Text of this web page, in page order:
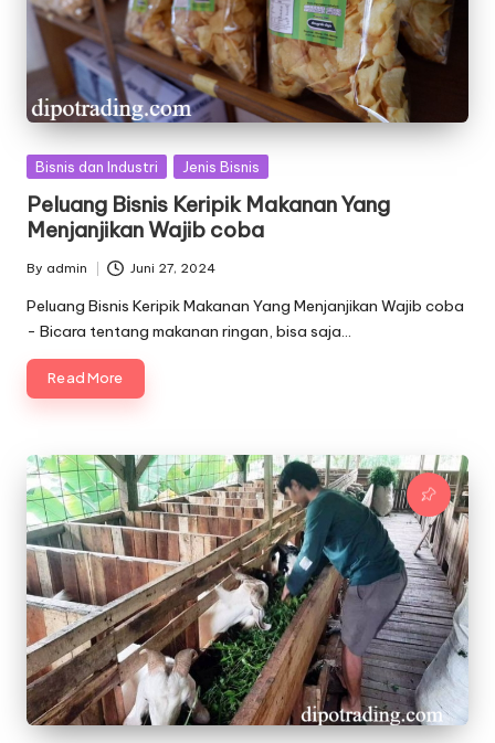
Posted
Bisnis dan Industri Jenis Bisnis
Peluang Bisnis Keripik Makanan Yang
Menjanjikan Wajib coba
Posted
by
By admin Juni 27, 2024
Peluang Bisnis Keripik Makanan Yang Menjanjikan Wajib coba
- Bicara tentang makanan ringan, bisa saja…
Read More